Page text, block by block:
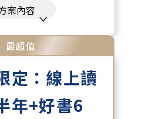
訂戶專屬空中沙龍。
整理精華知識包。
報：國際、金融、科
案內容
最超值
定：線上讀
年+好書6